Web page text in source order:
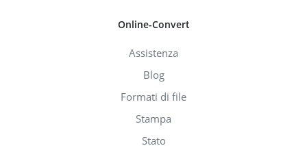
Online-Convert
Assistenza
Blog
Formati di file
Stampa
Stato